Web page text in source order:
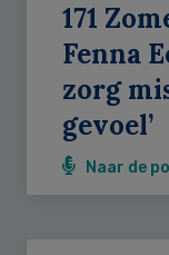
171
Fenna
zorg
gevoel’
Naar de